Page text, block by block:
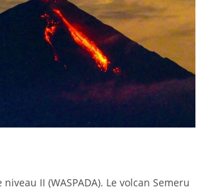
II (WASPADA). Le volcan Semeru